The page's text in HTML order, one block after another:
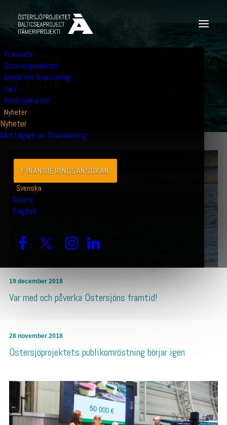
Framsida
Östersjöprojektet
Ansök om finansiering
Jury
Östersjökortet
Nyheter
Nyheter
Mottagare av finansiering
FINANSIERINGS­ANSÖKAN
Svenska
Suomi
English
ÖSTERSJÖPROJEKTET
Nyheter
19 december 2018
Var med och påverka Östersjöns framtid!
28 november 2018
Östersjöprojektets publikomröstning börjar igen